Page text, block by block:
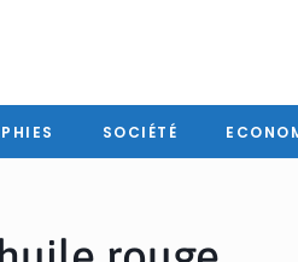
SOCIÉTÉ